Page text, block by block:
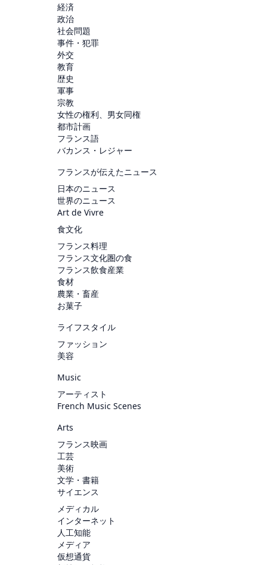
経済
政治
社会問題
事件・犯罪
外交
教育
歴史
軍事
宗教
女性の権利、男女同権
都市計画
フランス語
バカンス・レジャー
フランスが伝えたニュース
日本のニュース
世界のニュース
Art de Vivre
食文化
フランス料理
フランス文化圏の食
フランス飲食産業
食材
農業・畜産
お菓子
ライフスタイル
ファッション
美容
Music
アーティスト
French Music Scenes
Arts
フランス映画
工芸
美術
文学・書籍
サイエンス
メディカル
インターネット
人工知能
メディア
仮想通貨